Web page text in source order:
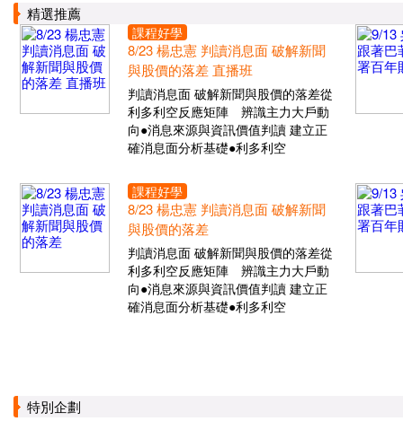
精選推薦
課程好學
8/23 楊忠憲 判讀消息面 破解新聞
與股價的落差 直播班
判讀消息面 破解新聞與股價的落差從
利多利空反應矩陣 辨識主力大戶動
向●消息來源與資訊價值判讀 建立正
確消息面分析基礎●利多利空
課程好學
8/23 楊忠憲 判讀消息面 破解新聞
與股價的落差
判讀消息面 破解新聞與股價的落差從
利多利空反應矩陣 辨識主力大戶動
向●消息來源與資訊價值判讀 建立正
確消息面分析基礎●利多利空
特別企劃